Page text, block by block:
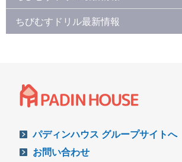
ちびむすドリル最新情報
パディンハウス グループサイトへ
お問い合わせ